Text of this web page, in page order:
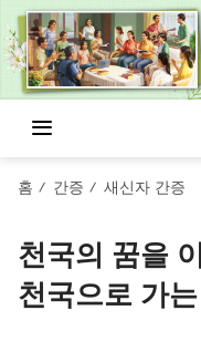
홈 / 간증 / 새신자 간증
천국의 꿈을
천국으로 가